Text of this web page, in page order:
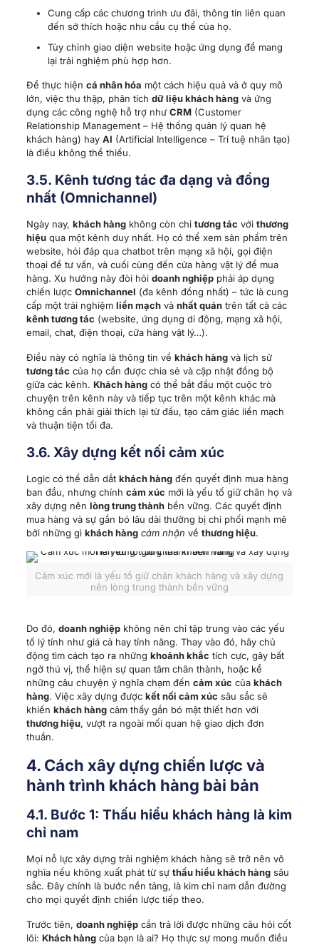
Cung cấp các chương trình ưu đãi, thông tin liên quan
đến sở thích hoặc nhu cầu cụ thể của họ.
Tùy chỉnh giao diện website hoặc ứng dụng để mang
lại trải nghiệm phù hợp hơn.
Để thực hiện cá nhân hóa một cách hiệu quả và ở quy mô
lớn, việc thu thập, phân tích dữ liệu khách hàngvà ứng
dụng các công nghệ hỗ trợ như CRM(Customer
Relationship Management – Hệ thống quản lý quan hệ
khách hàng) hay AI (Artificial Intelligence – Trí tuệ nhân tạo)
là điều không thể thiếu.
3.5. Kênh tương tác đa dạng và đồng
nhất (Omnichannel)
Ngày nay, khách hàngkhông còn chỉ tương tác với thương
hiệuqua một kênh duy nhất. Họ có thể xem sản phẩm trên
website, hỏi đáp qua chatbot trên mạng xã hội, gọi điện
thoại để tư vấn, và cuối cùng đến cửa hàng vật lý để mua
hàng. Xu hướng này đòi hỏi doanh nghiệpphải áp dụng
chiến lược Omnichannel (đa kênh đồng nhất) – tức là cung
cấp một trải nghiệm liền mạchvà nhất quántrên tất cả các
kênh tương tác (website, ứng dụng di động, mạng xã hội,
email, chat, điện thoại, cửa hàng vật lý…).
Điều này có nghĩa là thông tin về khách hàngvà lịch sử
tương tác của họ cần được chia sẻ và cập nhật đồng bộ
giữa các kênh. Khách hàngcó thể bắt đầu một cuộc trò
chuyện trên kênh này và tiếp tục trên một kênh khác mà
không cần phải giải thích lại từ đầu, tạo cảm giác liền mạch
và thuận tiện tối đa.
3.6. Xây dựng kết nối cảm xúc
Logic có thể dẫn dắt khách hàngđến quyết định mua hàng
ban đầu, nhưng chính cảm xúc mới là yếu tố giữ chân họ và
xây dựng nên lòng trung thànhbền vững. Các quyết định
mua hàng và sự gắn bó lâu dài thường bị chi phối mạnh mẽ
bởi những gì khách hàng cảm nhận về thương hiệu.
Cảm xúc mới là yếu tố giữ chân khách hàng và xây dựng
nên lòng trung thành bền vững
Do đó, doanh nghiệpkhông nên chỉ tập trung vào các yếu
tố lý tính như giá cả hay tính năng. Thay vào đó, hãy chủ
động tìm cách tạo ra những khoảnh khắc tích cực, gây bất
ngờ thú vị, thể hiện sự quan tâm chân thành, hoặc kể
những câu chuyện ý nghĩa chạm đến cảm xúc của khách
hàng. Việc xây dựng được kết nối cảm xúc sâu sắc sẽ
khiến khách hàngcảm thấy gắn bó mật thiết hơn với
thương hiệu, vượt ra ngoài mối quan hệ giao dịch đơn
thuần.
4. Cách xây dựng chiến lược và
hành trình khách hàng bài bản
4.1. Bước 1: Thấu hiểu khách hàng là kim
chỉ nam
Mọi nỗ lực xây dựng trải nghiệm khách hàng sẽ trở nên vô
nghĩa nếu không xuất phát từ sự thấu hiểu khách hàngsâu
sắc. Đây chính là bước nền tảng, là kim chỉ nam dẫn đường
cho mọi quyết định chiến lược tiếp theo.
Trước tiên, doanh nghiệpcần trả lời được những câu hỏi cốt
lõi: Khách hàngcủa bạn là ai? Họ thực sự mong muốn điều